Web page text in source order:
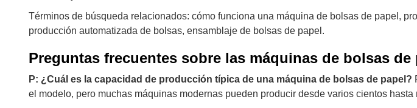
Términos de búsqueda relacionados: cómo funciona una máquina de bolsas de papel,
producción automatizada de bolsas, ensamblaje de bolsas de papel.
Preguntas frecuentes sobre las máquinas de bolsas de
P: ¿Cuál es la capacidad de producción típica de una máquina de bolsas de papel?
el modelo, pero muchas máquinas modernas pueden producir desde varios cientos hasta